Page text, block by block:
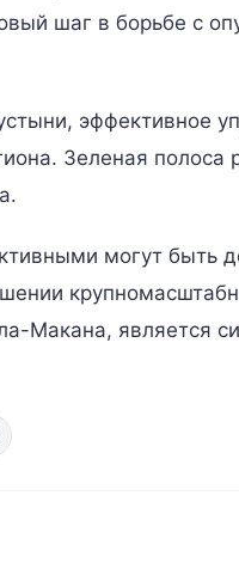
шаг в борьбе с
эффективное
Зеленая полоса
могут быть
Макана, является